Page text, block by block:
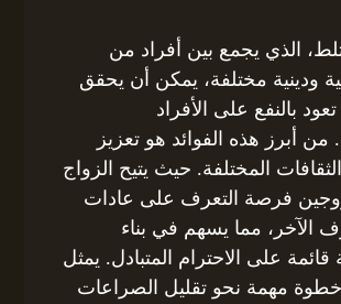
الذي يجمع بين أفراد من
ودينية مختلفة، يمكن أن يحقق
بالنفع على الأفراد
من أبرز هذه الفوائد هو تعزيز
المختلفة. حيث يتيح الزواج
فرصة التعرف على عادات
الآخر، مما يسهم في بناء
على الاحترام المتبادل. يمثل
خطوة مهمة نحو تقليل الصراعات